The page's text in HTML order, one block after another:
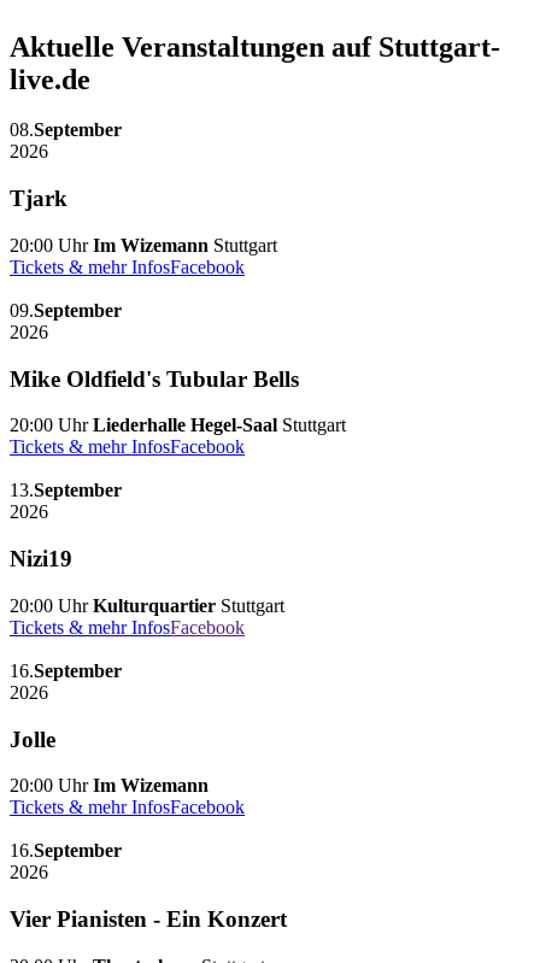
Aktuelle Veranstaltungen auf Stuttgart-
live.de
08.September
2026
Tjark
20:00 UhrIm Wizemann Stuttgart
Tickets & mehr InfosFacebook
09.September
2026
Mike Oldfield's Tubular Bells
20:00 UhrLiederhalle Hegel-Saal Stuttgart
Tickets & mehr InfosFacebook
13.September
2026
Nizi19
20:00 UhrKulturquartier Stuttgart
Tickets & mehr InfosFacebook
16.September
2026
Jolle
20:00 UhrIm Wizemann
Tickets & mehr InfosFacebook
16.September
2026
Vier Pianisten - Ein Konzert